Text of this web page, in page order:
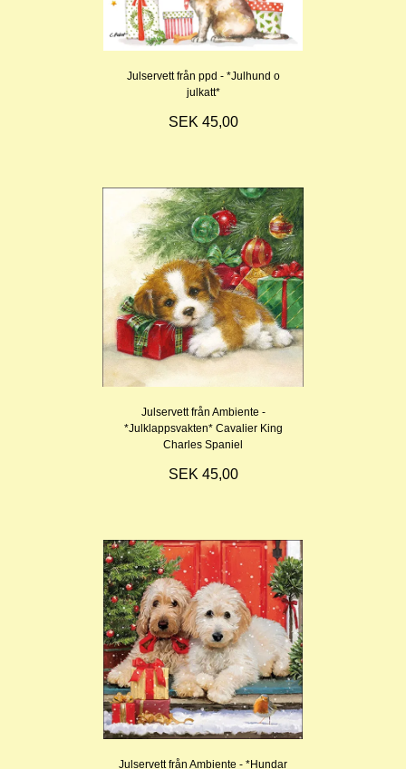
Julservett från ppd - *Julhund o
julkatt*
SEK 45,00
Julservett från Ambiente -
*Julklappsvakten* Cavalier King
Charles Spaniel
SEK 45,00
Julservett från Ambiente - *Hundar